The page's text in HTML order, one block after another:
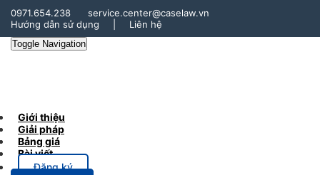
0971.654.238
service.center@caselaw.vn
Hướng dẫn sử dụng
Liên hệ
Toggle Navigation
Giới thiệu
Giải pháp
Bảng giá
Bài viết
Đăng ký